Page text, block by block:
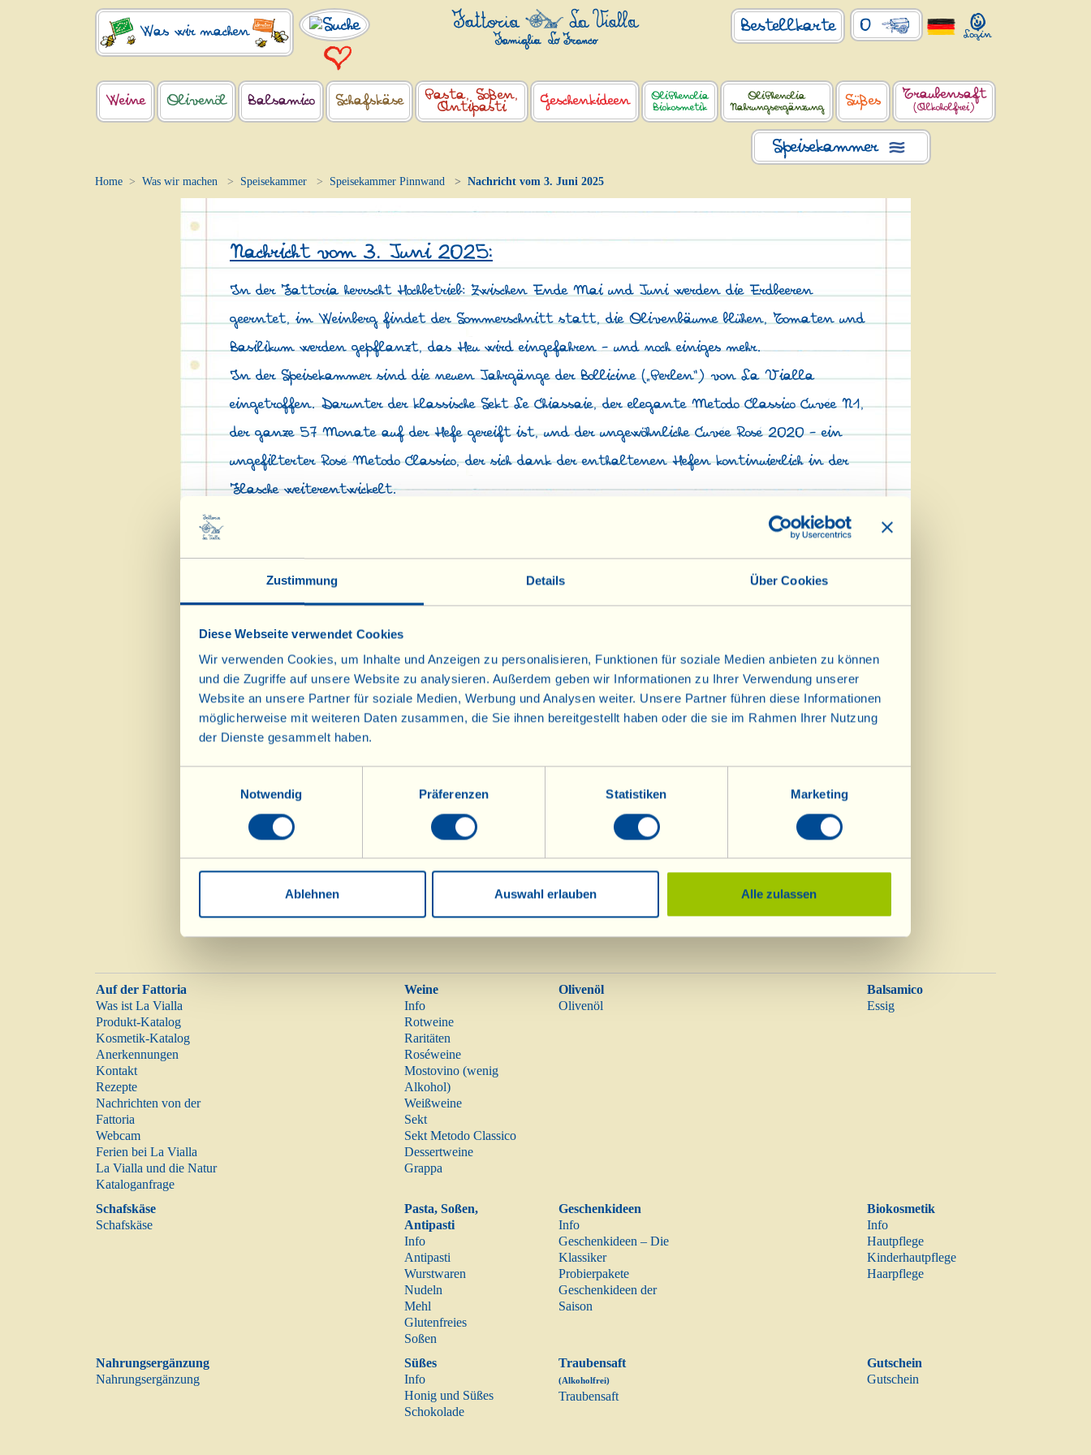
Zustimmung Details Über Cookies
Diese Webseite verwendet Cookies
Wir verwenden Cookies, um Inhalte und Anzeigen zu personalisieren, Funktionen für soziale Medien anbieten zu können
und die Zugriffe auf unsere Website zu analysieren. Außerdem geben wir Informationen zu Ihrer Verwendung unserer
Website an unsere Partner für soziale Medien, Werbung und Analysen weiter. Unsere Partner führen diese Informationen
möglicherweise mit weiteren Daten zusammen, die Sie ihnen bereitgestellt haben oder die sie im Rahmen Ihrer Nutzung
der Dienste gesammelt haben.
Notwendig
Präferenzen Statistiken Marketing
Ablehnen Auswahl erlauben Alle zulassen
Was wir machen 0
Bestellkarte
Weine Olivenöl Balsamico Schafskäse
Pasta, Soßen,
Antipasti
Geschenkideen
OliPhenolia
Biokosmetik
OliPhenolia
Nahrungsergänzung
Süßes Traubensaft
(Alkoholfrei)
Speisekammer
Home Was wir machen Speisekammer Speisekammer Pinnwand Nachricht vom 3. Juni 2025
Nachricht vom 3. Juni 2025:
In der Fattoria herrscht Hochbetrieb: Zwischen Ende Mai und Juni werden die Erdbeeren
geerntet, im Weinberg findet der Sommerschnitt statt, die Olivenbäume blühen, Tomaten und
Basilikum werden gepflanzt, das Heu wird eingefahren – und noch einiges mehr.
In der Speisekammer sind die neuen Jahrgänge der Bollicine („Perlen“) von La Vialla
eingetroffen. Darunter der klassische Sekt Le Chiassaie, der elegante Metodo Classico Cuvée N1,
der ganze 57 Monate auf der Hefe gereift ist, und der ungewöhnliche Cuvée Rosé 2020 – ein
ungefilterter Rosé Metodo Classico, der sich dank der enthaltenen Hefen kontinuierlich in der
Flasche weiterentwickelt.
Auf der Fattoria
Was ist La Vialla
Produkt-Katalog
Kosmetik-Katalog
Anerkennungen
Kontakt
Rezepte
Nachrichten von der
Fattoria
Webcam
Ferien bei La Vialla
La Vialla und die Natur
Kataloganfrage
Weine
Info
Rotweine
Raritäten
Roséweine
Mostovino (wenig
Alkohol)
Weißweine
Sekt
Sekt Metodo Classico
Dessertweine
Grappa
Olivenöl
Olivenöl
Balsamico
Essig
Schafskäse
Schafskäse
Pasta, Soßen,
Antipasti
Info
Antipasti
Wurstwaren
Nudeln
Mehl
Glutenfreies
Soßen
Geschenkideen
Info
Geschenkideen – Die
Klassiker
Probierpakete
Geschenkideen der
Saison
Biokosmetik
Info
Hautpflege
Kinderhautpflege
Haarpflege
Nahrungsergänzung
Nahrungsergänzung
Süßes
Info
Honig und Süßes
Schokolade
Traubensaft
(Alkoholfrei)
Traubensaft
Gutschein
Gutschein